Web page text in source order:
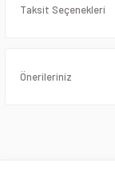
Taksit Seçenekleri
Önerileriniz